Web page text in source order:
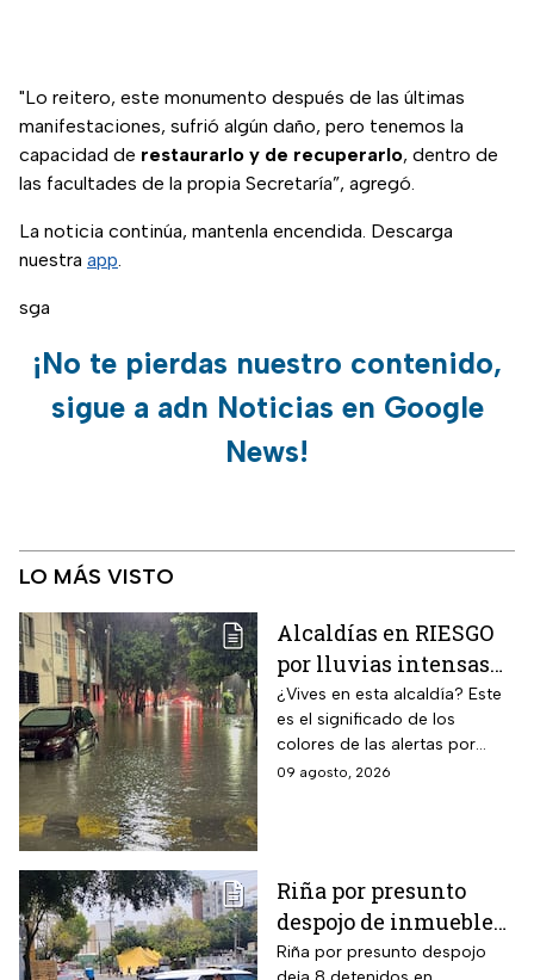
"Lo reitero, este monumento después de las últimas
manifestaciones, sufrió algún daño, pero tenemos la
capacidad de restaurarlo y de recuperarlo, dentro de
las facultades de la propia Secretaría”, agregó.
La noticia continúa, mantenla encendida. Descarga
nuestra app.
sga
¡No te pierdas nuestro contenido,
sigue a adn Noticias en Google
News!
LO MÁS VISTO
Alcaldías en RIESGO
por lluvias intensas
en CDMX hoy 9 de
agosto: ¿dónde hay
alerta y peligro de
inundaciones?
¿Vives en esta alcaldía? Este
es el significado de los
colores de las alertas por
lluvias en la capital mexicana.
09 agosto, 2026
Riña por presunto
despojo de inmueble
en la GAM deja 8
Riña por presunto despojo